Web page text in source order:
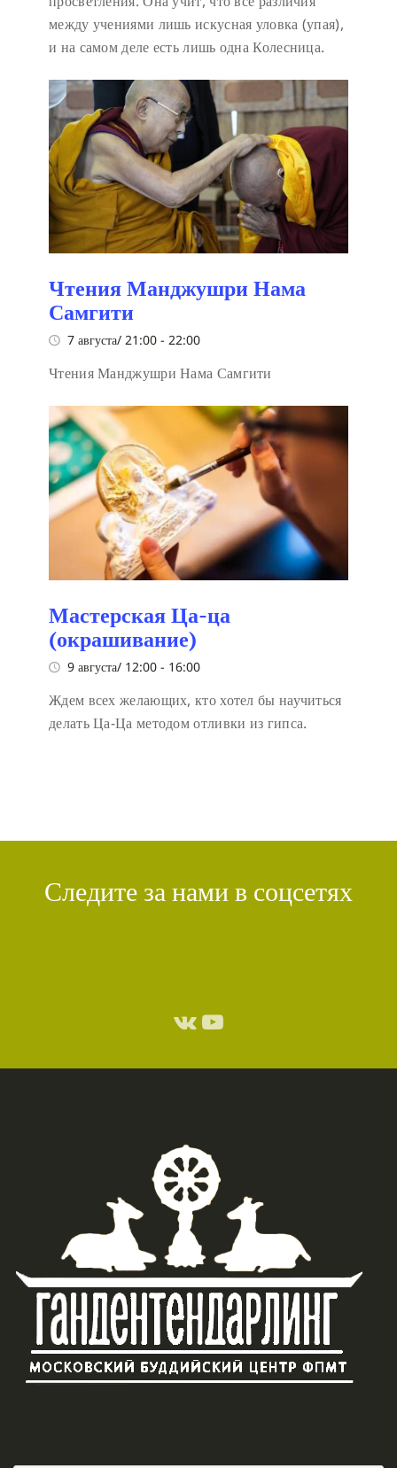
между учениями лишь искусная уловка (упая),
и на самом деле есть лишь одна Колесница.
Чтения Манджушри Нама
Самгити
7 августа/ 21:00 - 22:00
Чтения Манджушри Нама Самгити
Мастерская Ца-ца
(окрашивание)
9 августа/ 12:00 - 16:00
Ждем всех желающих, кто хотел бы научиться
делать Ца-Ца методом отливки из гипса.
Следите за нами в соцсетях